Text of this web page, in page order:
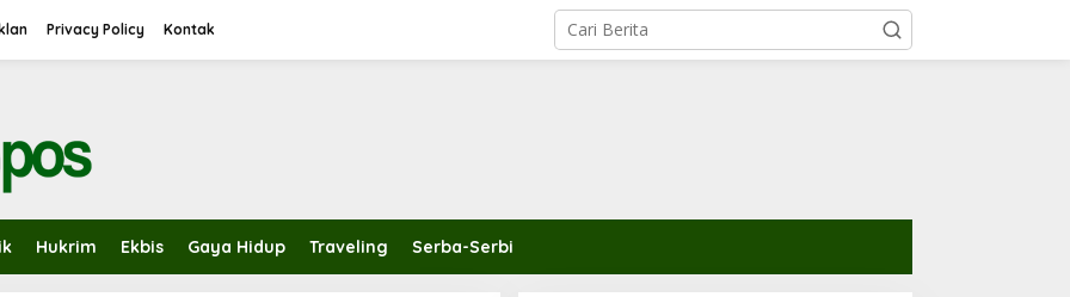
Privacy Policy Kontak
Hukrim Ekbis Gaya Hidup Traveling Serba-Serbi